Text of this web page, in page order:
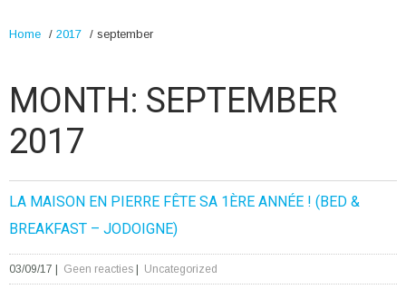
Home / 2017 / september
MONTH: SEPTEMBER
2017
LA MAISON EN PIERRE FÊTE SA 1ÈRE ANNÉE ! (BED &
BREAKFAST – JODOIGNE)
03/09/17 Geen reacties Uncategorized